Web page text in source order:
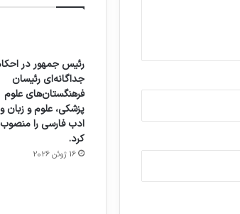
رئیس جمهور در
جداگانه‌ای رئیسان
فرهنگستان‌های علوم
پزشکی، علوم و زبان و
ادب فارسی را منصوب
کرد.
16 ژوئن 2026